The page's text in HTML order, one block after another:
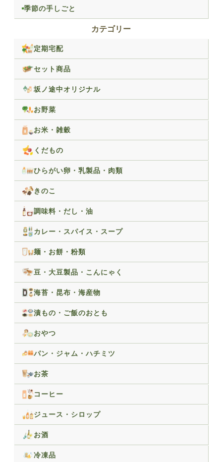
季節の手しごと
カテゴリー
定期宅配
セット商品
坂ノ途中オリジナル
お野菜
お米・雑穀
くだもの
ひらがい卵・乳製品・肉類
きのこ
調味料・だし・油
カレー・スパイス・スープ
麺・お餅・粉類
豆・大豆製品・こんにゃく
海苔・昆布・海産物
漬もの・ご飯のおとも
おやつ
パン・ジャム・ハチミツ
お茶
コーヒー
ジュース・シロップ
お酒
冷凍品